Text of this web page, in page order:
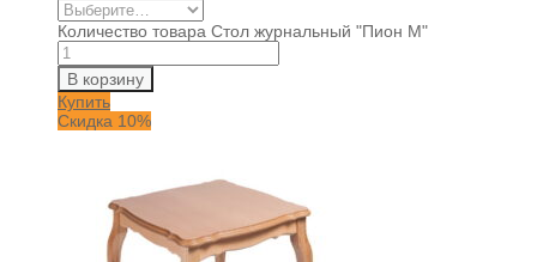
Количество товара Стол журнальный "Пион М"
В корзину
Купить
Скидка 10%